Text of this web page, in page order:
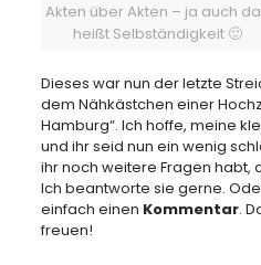
Akten über Akten – ja auch
heißt Selbständigkeit 🙂
Dieses war nun der letzte
dem Nähkästchen einer
Hamburg“. Ich hoffe, meine
und ihr seid nun ein wenig
ihr noch weitere Fragen habt,
Ich beantworte sie gerne.
einfach einen Kommentar.
freuen!